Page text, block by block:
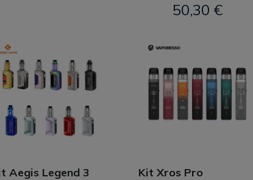
50,30 €
Aegis Legend 3
Kit Xros Pro